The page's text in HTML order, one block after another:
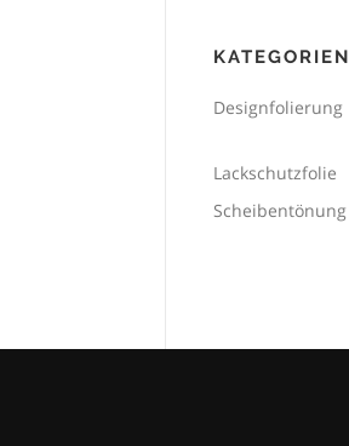
KATEGORIEN
Designfolierung
Lackschutzfolie
Scheibentönung